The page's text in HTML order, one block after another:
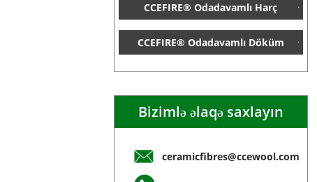
CCEFIRE® Odadavamlı Harç
CCEFIRE® Odadavamlı Döküm
Bizimlə əlaqə saxlayın
ceramicfibres@ccewool.com